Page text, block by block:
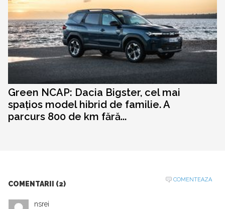
Green NCAP: Dacia Bigster, cel mai
spațios model hibrid de familie. A
parcurs 800 de km fără...
COMENTARII (2)
COMENTEAZA
nsrei